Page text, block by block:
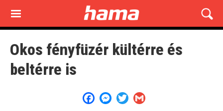
main
content
Okos fényfüzér kültérre és
beltérre is
FacebookMessenger
Twitter